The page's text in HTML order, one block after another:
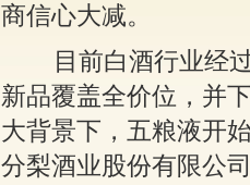
商信心大减。
目前白酒行业经过
新品覆盖全价位，并
大背景下，五粮液开
分梨酒业股份有限公